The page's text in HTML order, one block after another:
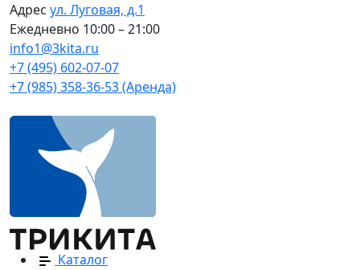
Адрес ул. Луговая, д.1
Ежедневно 10:00 – 21:00
info1@3kita.ru
+7 (495) 602-07-07
+7 (985) 358-36-53 (Аренда)
Каталог